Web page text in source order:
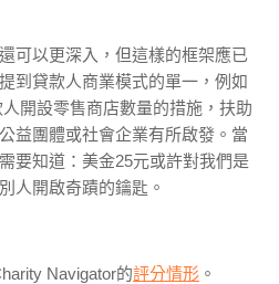
可以更深入，但這樣的框架應已
到貸款人商業模式的單一，例如
開設零售商店數量的措施，扶助
益團體或社會企業有所啟發。當
要知道：美金25元或許對我們是
人開啟奇蹟的鑰匙。
Navigator的評分情形 。